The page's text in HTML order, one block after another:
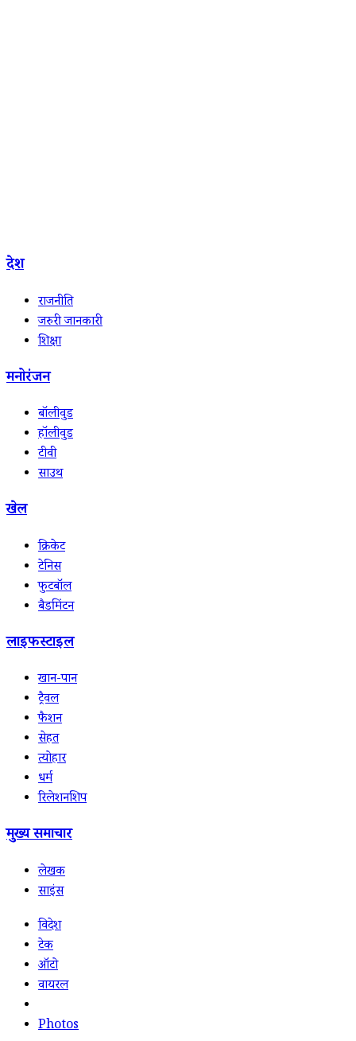
देश
राजनीति
जरुरी जानकारी
शिक्षा
मनोरंजन
बॉलीवुड
हॉलीवुड
टीवी
साउथ
खेल
क्रिकेट
टेनिस
फुटबॉल
बैडमिंटन
लाइफस्टाइल
खान-पान
ट्रैवल
फैशन
सेहत
त्योहार
धर्म
रिलेशनशिप
मुख्य समाचार
लेखक
साइंस
विदेश
टेक
ऑटो
वायरल
Photos